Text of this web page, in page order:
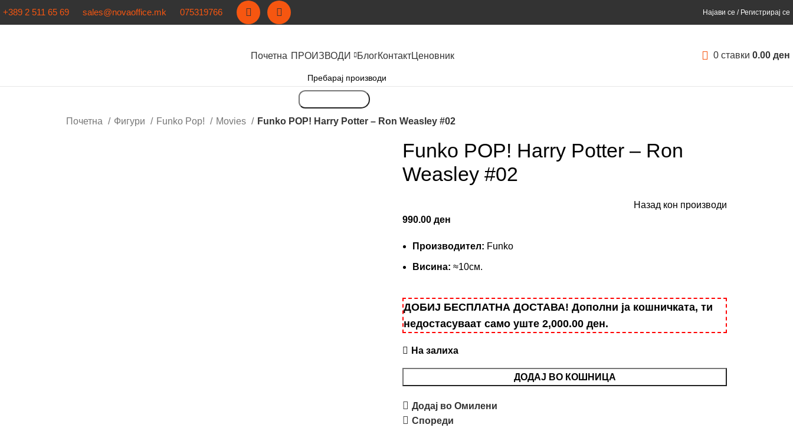
+389 2 511 65 69 sales@novaoffice.mk 075319766 Најави се / Регистрирај се
Почетна ПРОИЗВОДИ БлогКонтактЦеновник 0 ставки 0.00 ден
Почетна Фигури Funko Pop! Movies Funko POP! Harry Potter – Ron Weasley #02
Funko POP! Harry Potter – Ron
Weasley #02
Назад кон производи
990.00 ден
Производител: Funko
Висина: ≈10см.
ДОБИЈ БЕСПЛАТНА ДОСТАВА! Дополни ја кошничката, ти
недостасуваат само уште 2,000.00 ден.
На залиха
ДОДАЈ ВО КОШНИЦА
Додај во Омилени
Спореди